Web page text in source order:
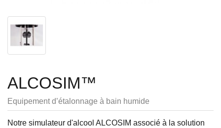
ALCOSIM™
Equipement d’étalonnage à bain humide
Notre simulateur d'alcool ALCOSIM associé à la solution